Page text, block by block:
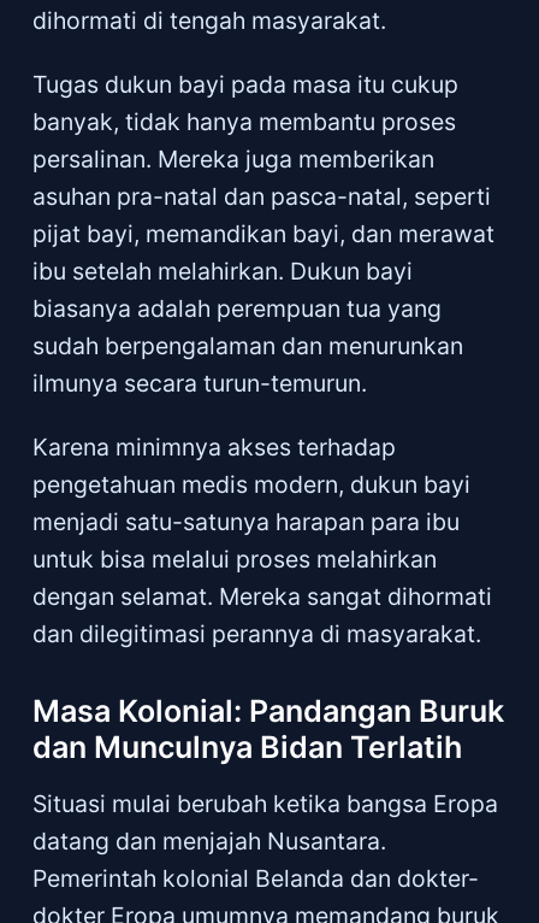
dihormati di tengah masyarakat.
Tugas dukun bayi pada masa itu cukup
banyak, tidak hanya membantu proses
persalinan. Mereka juga memberikan
asuhan pra-natal dan pasca-natal, seperti
pijat bayi, memandikan bayi, dan merawat
ibu setelah melahirkan. Dukun bayi
biasanya adalah perempuan tua yang
sudah berpengalaman dan menurunkan
ilmunya secara turun-temurun.
Karena minimnya akses terhadap
pengetahuan medis modern, dukun bayi
menjadi satu-satunya harapan para ibu
untuk bisa melalui proses melahirkan
dengan selamat. Mereka sangat dihormati
dan dilegitimasi perannya di masyarakat.
Masa Kolonial: Pandangan Buruk
dan Munculnya Bidan Terlatih
Situasi mulai berubah ketika bangsa Eropa
datang dan menjajah Nusantara.
Pemerintah kolonial Belanda dan dokter-
dokter Eropa umumnya memandang buruk